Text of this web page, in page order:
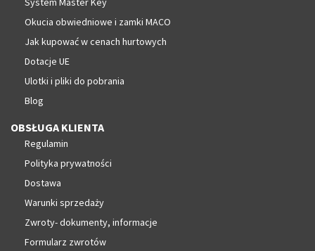
Okucia obwiedniowe i zamki MACO
Jak kupować w cenach hurtowych
Dotacje UE
Ulotki i pliki do pobrania
Blog
OBSŁUGA KLIENTA
Regulamin
Polityka prywatności
Dostawa
Warunki sprzedaży
Zwroty- dokumenty, informacje
Formularz zwrotów